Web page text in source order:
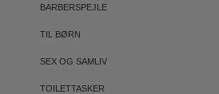
BARBERSPEJLE
TIL BØRN
SEX OG SAMLIV
TOILETTASKER